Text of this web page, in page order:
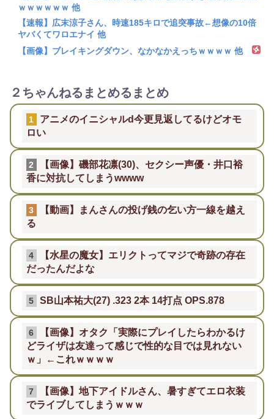
ｗｗｗｗｗｗ 他
【速報】広末涼子さん、時速185キロで追突事故←想像の10倍
ヤバくてワロエナイ 他
【画像】ブレイキングダウン、なかなかえっちｗｗｗｗ 他
２ちゃんねるまとめるまとめ
1
アニメのイニシャルd今更見返してるけどオモ
ロい
2
【画像】磯部花凛(30)、セクシー声優・井口裕
香に対抗してしまうwwww
3
【動画】まんさんの投げ銭の乞い方一線を越え
る
4
【水星の魔女】エリクトってマジで奇跡の存在
だったんだよな
5 SB山本祐大(27) .323 2本 14打点 OPS.878
6
【画像】オタク「実際にプレイしたらわかるけ
どライザは友達って感じで性的な目では見れない
ｗ」←これｗｗｗｗ
7
【画像】地下アイドルさん、暑すぎてエロ衣装
でライブしてしまうｗｗｗ